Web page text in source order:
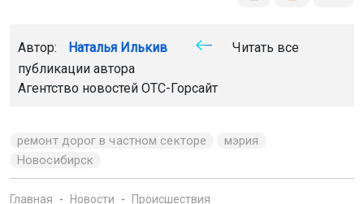
Автор: Наталья Илькив
Читать все
публикации автора
Агентство новостей ОТС-Горсайт
ремонт дорог в частном секторе
мэрия
Новосибирск
Главная Новости Происшествия